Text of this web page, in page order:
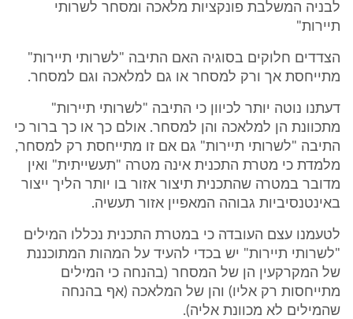
לבניה המשלבת פונקציות מלאכה ומסחר לשרותי
תיירות"
הצדדים חלוקים בסוגיה האם התיבה "לשרותי תיירות"
מתייחסת אך ורק למסחר או גם למלאכה וגם למסחר.
דעתנו נוטה יותר לכיוון כי התיבה "לשרותי תיירות"
מתכוונת הן למלאכה והן למסחר. אולם כך או כך ברור כי
התיבה "לשרותי תיירות" גם אם זו מתייחסת רק למסחר,
מלמדת כי מטרת התכנית אינה מטרה "תעשייתית" ואין
מדובר במטרה שהתכנית תיצור אזור בו יותר הליך ייצור
באינטנסיביות גבוהה המאפיין אזור תעשיה.
לטעמנו עצם העובדה כי במטרת התכנית נכללו המילים
"לשרותי תיירות" יש בכדי להעיד על המהות המתוכננת
של המקרקעין הן של המסחר (בהנחה כי המילים
מתייחסות רק אליו) והן של המלאכה (אף בהנחה
שהמילים לא מכוונת אליה).